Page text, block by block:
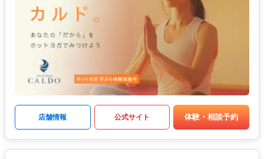
店舗情報 公式サイト 体験・相談予約